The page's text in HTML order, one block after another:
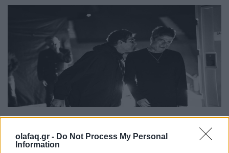
olafaq.gr - Do Not Process My Personal
Information
Το Disney δίνει teaser για το documentary